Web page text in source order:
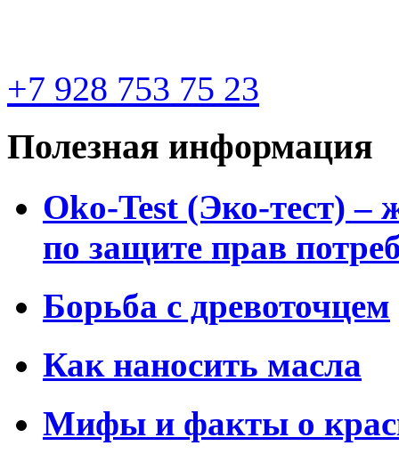
+7 928 753 75 23
Полезная информация
Oko-Test (Эко-тест) –
по защите прав
Борьба с древоточцем
Как наносить масла
Мифы и факты о